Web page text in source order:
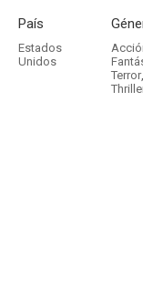
País
Estados
Unidos
Terror,